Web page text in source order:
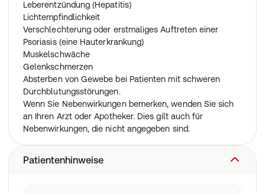
Wenn Sie die Einnahme vergessen haben
Wenn Sie eine Einnahme vergessen haben, holen Sie sie
so bald wie möglich nach und setzen Sie die Einnahme
dann wie verordnet fort. Nehmen Sie nicht die doppelte
Dosis ein, wenn Sie die vorherige Einnahme vergessen
haben.
Wenn Sie die Einnahme abbrechen
Brechen Sie die Behandlung nicht plötzlich ab, da dies
möglicherweise zu einer Verschlimmerung Ihrer
Sie einen Herzinfarkt erleiden, erhöhen kann.
Leberentzündung (Hepatitis)
Lichtempfindlichkeit
Verschlechterung oder erstmaliges Auftreten einer
Psoriasis (eine Hauterkrankung)
Muskelschwäche
Gelenkschmerzen
Absterben von Gewebe bei Patienten mit schweren
Durchblutungsstörungen.
Wenn Sie Nebenwirkungen bemerken, wenden Sie sich
an Ihren Arzt oder Apotheker. Dies gilt auch für
Nebenwirkungen, die nicht angegeben sind.
Patientenhinweise